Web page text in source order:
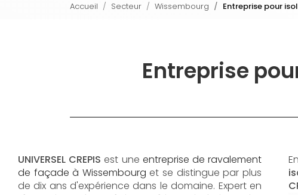
Accueil Secteur Wissembourg Entreprise pour
Entreprise
UNIVERSEL CREPIS est une entreprise de ravalement
de façade à Wissembourg et se distingue par plus
de dix ans d'expérience dans le domaine. Expert en